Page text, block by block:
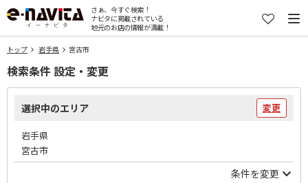
さぁ、今すぐ検索！
ナビタに掲載されている
地元のお店の情報が満載！
トップ 岩手県 宮古市
検索条件 設定・変更
選択中のエリア 変更
岩手県
宮古市
条件を変更